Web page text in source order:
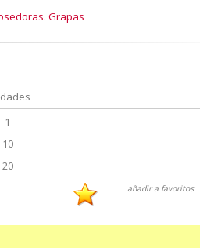
Grapas
1
10
20
añadir a favoritos